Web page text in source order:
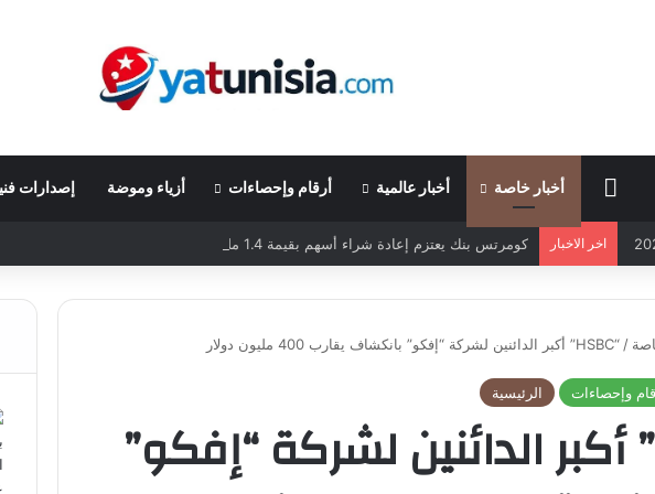
أخبار خاصة أخبار عالمية أرقام وإحصاءات أزياء وموضة إصدارات
اخر الاخبار كومرتس بنك يعتزم إعادة شراء أسهم بقيمة 1.4 مليار دولار
/ “HSBC” أكبر الدائنين لشركة “إفكو” بانكشاف يقارب 400 مليون دولار
وإحصاءات الرئيسية
“HSBC” أكبر الدائنين لشركة “إفكو”